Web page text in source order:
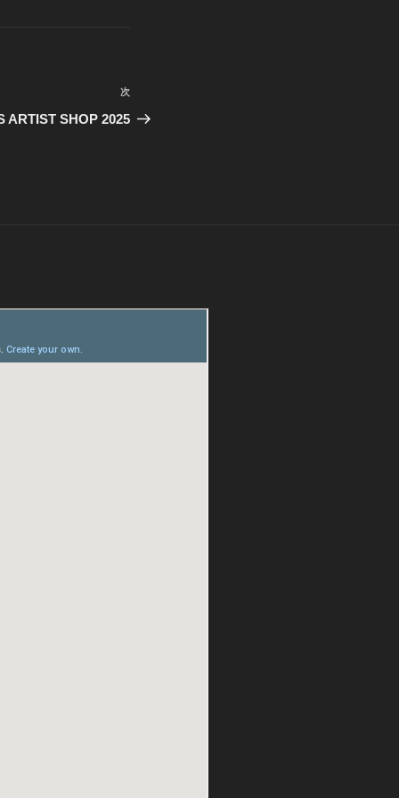
次
の
次
ARTIST SHOP 2025